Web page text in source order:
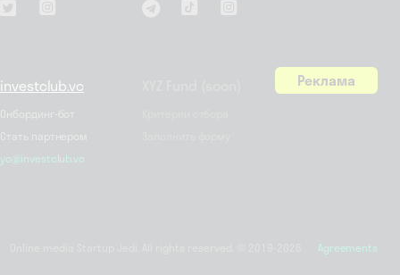
investclub.vc
Онбординг-бот
Стать партнером
yo@investclub.vc
Реклама
Agreements